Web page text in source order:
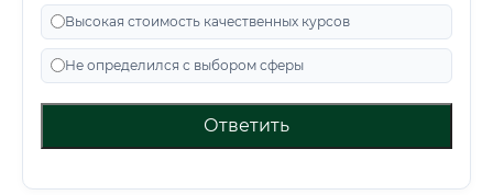
Высокая стоимость качественных курсов
Не определился с выбором сферы
Ответить